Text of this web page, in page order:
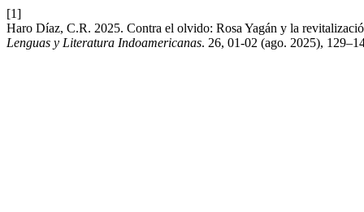
[1]
Haro Díaz, C.R. 2025. Contra el olvido: Rosa Yagán y la
Lenguas y Literatura Indoamericanas. 26, 01-02 (ago. 2025),